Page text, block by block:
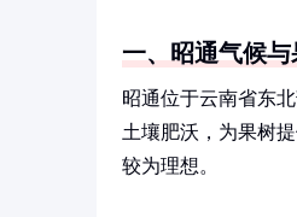
一、昭通气候
昭通位于云南省东
土壤肥沃，为果树
较为理想。